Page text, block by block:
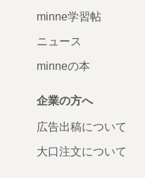
minne学習帖
ニュース
minneの本
企業の方へ
広告出稿について
大口注文について